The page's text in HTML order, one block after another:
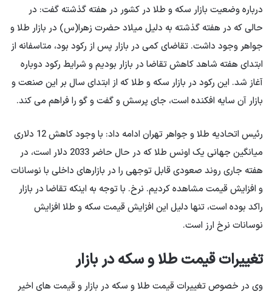
درباره وضعیت بازار سکه و طلا در کشور در هفته گذشته گفت: در
حالی که در هفته گذشته به دلیل میلاد حضرت زهرا(س) در بازار طلا و
جواهر وجود داشت. تقاضای کمی در بازار پس از رکود بود، متاسفانه از
ابتدای هفته شاهد کاهش تقاضا در بازار بودیم و شرایط رکود دوباره
آغاز شد. این رکود در بازار سکه و طلا که از ابتدای سال بر این صنعت و
بازار آن سایه افکنده است، جای پرسش و گفت و گو را فراهم می کند.
رئیس اتحادیه طلا و جواهر تهران ادامه داد: با وجود کاهش 12 دلاری
میانگین جهانی یک اونس طلا که در حال حاضر 2033 دلار است، در
هفته جاری روند صعودی قابل توجهی را در بازارهای داخلی با نوسانات
و افزایش قیمت مشاهده کردیم. نرخ. با توجه به اینکه تقاضا در بازار
راکد بوده است، تنها دلیل این افزایش قیمت سکه و طلا افزایش
نوسانات نرخ ارز است.
تغییرات قیمت طلا و سکه در بازار
وی در خصوص تغییرات قیمت طلا و سکه در بازار و قیمت های اخیر